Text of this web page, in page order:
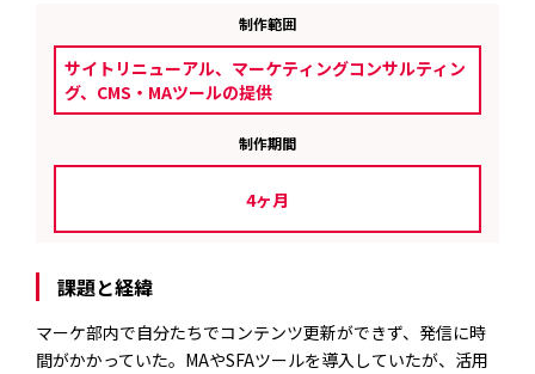
制作範囲
サイトリニューアル、マーケティングコンサルティン
グ、CMS・MAツールの提供
制作期間
4ヶ月
課題と経緯
マーケ部内で自分たちでコンテンツ更新ができず、発信に時
間がかかっていた。MAやSFAツールを導入していたが、活用